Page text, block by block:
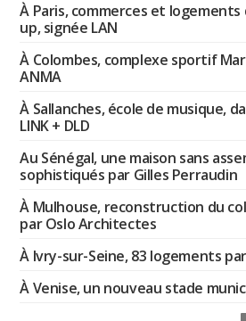
À Paris, commerces et
up, signée LAN
À Colombes, complexe sportif
ANMA
À Sallanches, école de musique,
LINK + DLD
Au Sénégal, une maison sans
sophistiqués par Gilles Perraudin
À Mulhouse, reconstruction du
par Oslo Architectes
À Ivry-sur-Seine, 83 logements
À Venise, un nouveau stade